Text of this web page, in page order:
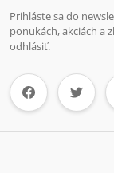
Prihláste sa do
ponukách, akciách a
odhlásiť.